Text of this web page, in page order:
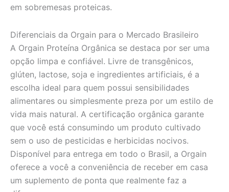
em sobremesas proteicas.
Diferenciais da Orgain para o Mercado Brasileiro
A Orgain Proteína Orgânica se destaca por ser uma
opção limpa e confiável. Livre de transgênicos,
glúten, lactose, soja e ingredientes artificiais, é a
escolha ideal para quem possui sensibilidades
alimentares ou simplesmente preza por um estilo de
vida mais natural. A certificação orgânica garante
que você está consumindo um produto cultivado
sem o uso de pesticidas e herbicidas nocivos.
Disponível para entrega em todo o Brasil, a Orgain
oferece a você a conveniência de receber em casa
um suplemento de ponta que realmente faz a